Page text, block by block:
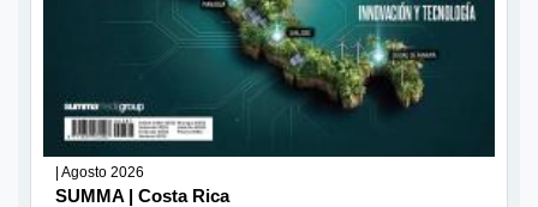
| Agosto 2026
SUMMA | Costa Rica